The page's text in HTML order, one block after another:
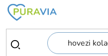
Přejít
obsah